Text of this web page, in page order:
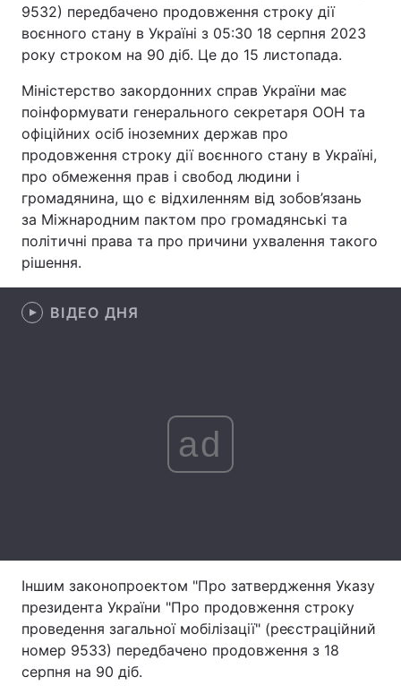
Техно і зв'язок Лайт
Зброя Інциденти
Здоров'я Туризм
Цікавинки Погода
Екологія Регіони
Лонгріди
Відео з Youtube
Інтерв'ю
Тема оформлення
9532) передбачено продовження строку дії
воєнного стану в Україні з 05:30 18 серпня 2023
року строком на 90 діб. Це до 15 листопада.
Міністерство закордонних справ України має
поінформувати генерального секретаря ООН та
офіційних осіб іноземних держав про
продовження строку дії воєнного стану в Україні,
про обмеження прав і свобод людини і
громадянина, що є відхиленням від зобов’язань
за Міжнародним пактом про громадянські та
політичні права та про причини ухвалення такого
рішення.
ВІДЕО ДНЯ
ad
Іншим законопроектом "Про затвердження Указу
президента України "Про продовження строку
проведення загальної мобілізації" (реєстраційний
номер 9533) передбачено продовження з 18
серпня на 90 діб.